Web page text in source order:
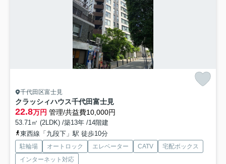
千代田区富士見
クラッシィハウス千代田富士見
22.8万円 管理/共益費10,000円
53.71㎡ (2LDK) /築13年 /14階建
東西線「九段下」駅 徒歩10分
駐輪場 オートロック エレベーター CATV
宅配ボックス
インターネット対応